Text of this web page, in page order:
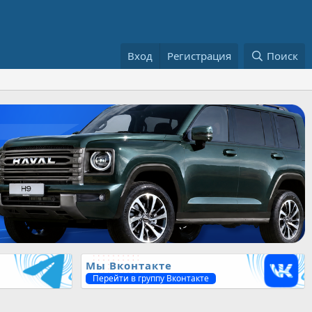
Вход Регистрация Поиск
Мы Вконтакте
Перейти в группу Вконтакте